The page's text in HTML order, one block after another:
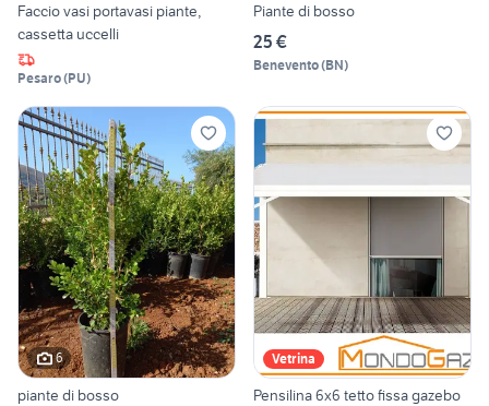
Faccio vasi portavasi piante,
cassetta uccelli
Pesaro(PU)
Piante di bosso
25 €
Benevento(BN)
6
piante di bosso
Vetrina
Pensilina 6x6 tetto fissa gazebo